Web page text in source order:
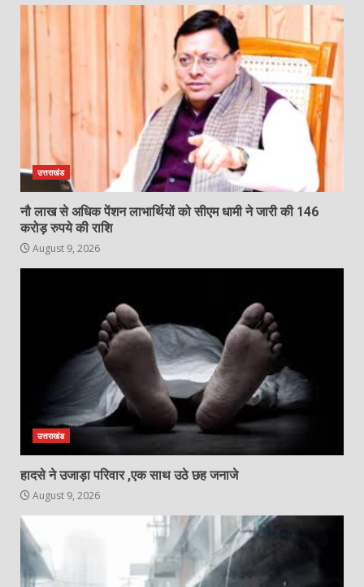
उत्तराखंड
नौ लाख से अधिक पेंशन लाभार्थियों को सीएम धामी ने जारी की 146
करोड़ रुपये की राशि
August 9, 2026
उत्तराखंड
हादसे ने उजाड़ा परिवार ,एक साथ उठे छह जनाजे
August 9, 2026